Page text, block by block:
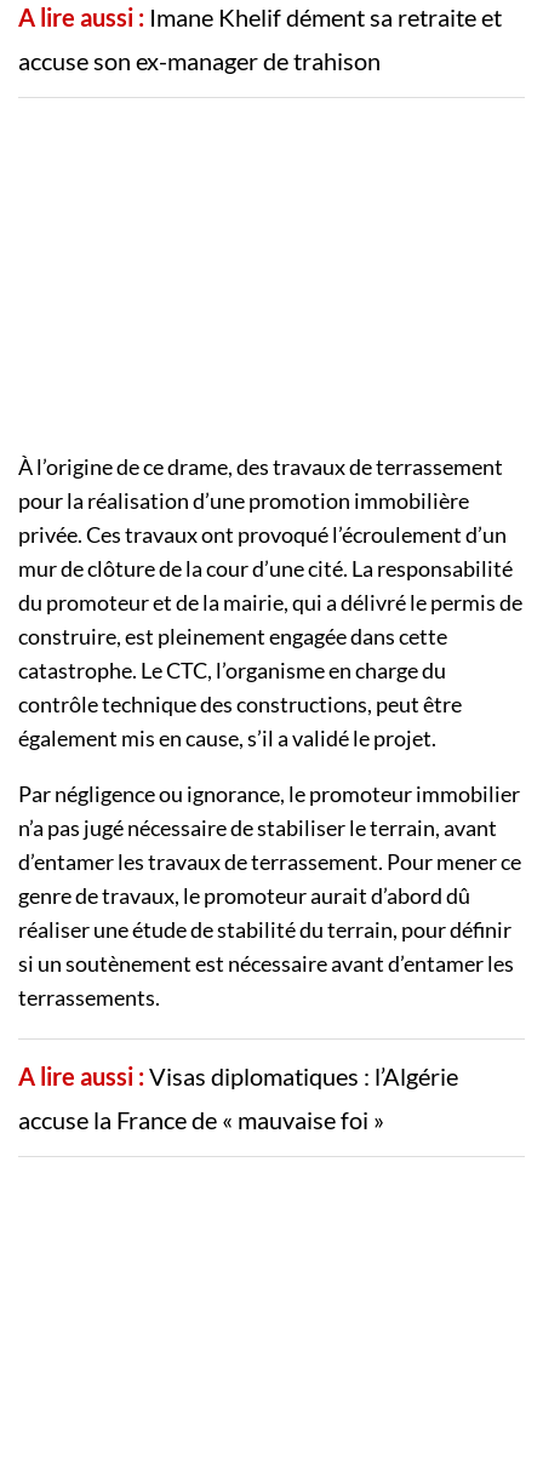
A lire aussi : Imane Khelif dément sa retraite et
accuse son ex-manager de trahison
À l’origine de ce drame, des travaux de terrassement
pour la réalisation d’une promotion immobilière
privée. Ces travaux ont provoqué l’écroulement d’un
mur de clôture de la cour d’une cité. La responsabilité
du promoteur et de la mairie, qui a délivré le permis de
construire, est pleinement engagée dans cette
catastrophe. Le CTC, l’organisme en charge du
contrôle technique des constructions, peut être
également mis en cause, s’il a validé le projet.
Par négligence ou ignorance, le promoteur immobilier
n’a pas jugé nécessaire de stabiliser le terrain, avant
d’entamer les travaux de terrassement. Pour mener ce
genre de travaux, le promoteur aurait d’abord dû
réaliser une étude de stabilité du terrain, pour définir
si un soutènement est nécessaire avant d’entamer les
terrassements.
A lire aussi :Visas diplomatiques : l’Algérie
accuse la France de « mauvaise foi »